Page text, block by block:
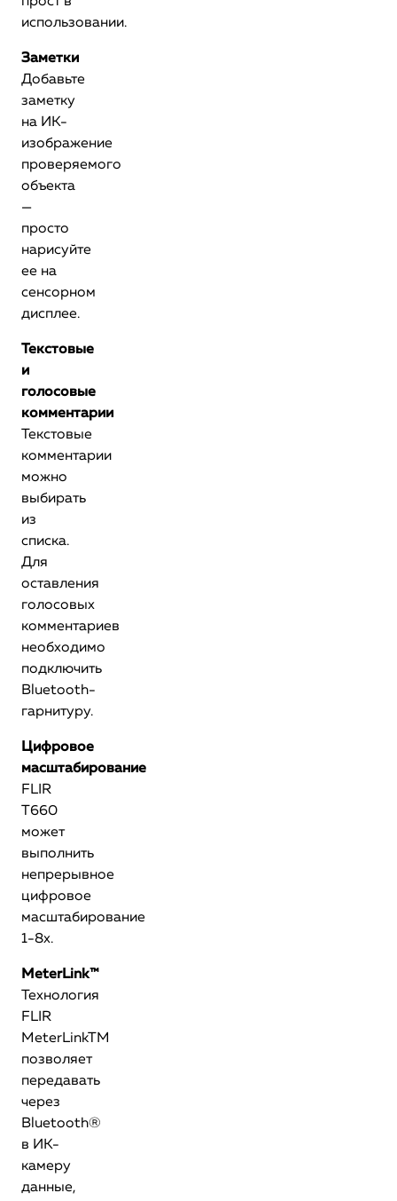
использовании.
Заметки
Добавьте
заметку
на ИК-
изображение
проверяемого
объекта
—
просто
нарисуйте
ее на
сенсорном
дисплее.
Текстовые
и
голосовые
комментарии
Текстовые
комментарии
можно
выбирать
из
списка.
Для
оставления
голосовых
комментариев
необходимо
подключить
Bluetooth-
гарнитуру.
Цифровое
масштабирование
FLIR
T660
может
выполнить
непрерывное
цифровое
масштабирование
1-8х.
MeterLink™
Технология
FLIR
MeterLinkTM
позволяет
передавать
через
Bluetooth®
в ИК-
камеру
данные,